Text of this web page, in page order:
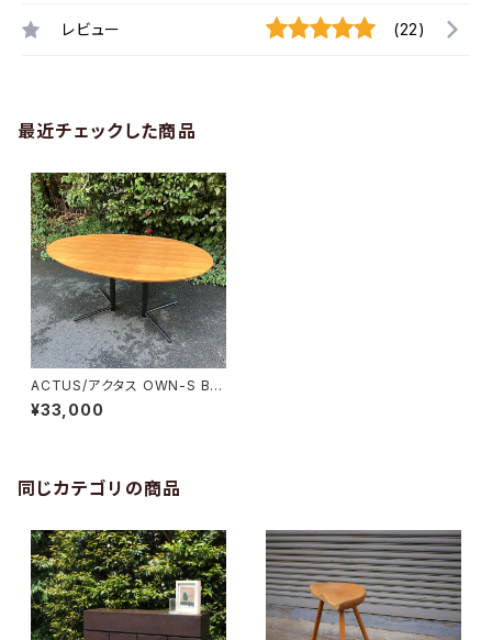
レビュー (22)
最近チェックした商品
ACTUS/アクタス OWN-S BIG
SIDE TABLE
¥33,000
同じカテゴリの商品